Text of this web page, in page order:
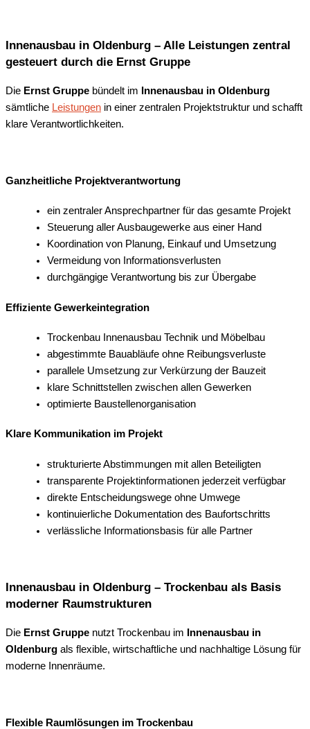
Innenausbau in Oldenburg – Alle Leistungen zentral
gesteuert durch die Ernst Gruppe
Die Ernst Gruppe bündelt im
Innenausbau in Oldenburg
sämtliche Leistungen in einer zentralen Projektstruktur und schafft
klare Verantwortlichkeiten.
Ganzheitliche Projektverantwortung
ein zentraler Ansprechpartner für das gesamte Projekt
Steuerung aller Ausbaugewerke aus einer Hand
Koordination von Planung, Einkauf und Umsetzung
Vermeidung von Informationsverlusten
durchgängige Verantwortung bis zur Übergabe
Effiziente Gewerkeintegration
Trockenbau Innenausbau Technik und Möbelbau
abgestimmte Bauabläufe ohne Reibungsverluste
parallele Umsetzung zur Verkürzung der Bauzeit
klare Schnittstellen zwischen allen Gewerken
optimierte Baustellenorganisation
Klare Kommunikation im Projekt
strukturierte Abstimmungen mit allen Beteiligten
transparente Projektinformationen jederzeit verfügbar
direkte Entscheidungswege ohne Umwege
kontinuierliche Dokumentation des Baufortschritts
verlässliche Informationsbasis für alle Partner
Innenausbau in Oldenburg – Trockenbau als Basis
moderner Raumstrukturen
Die Ernst Gruppe nutzt Trockenbau im
Innenausbau in
Oldenburg als flexible, wirtschaftliche und nachhaltige Lösung für
moderne Innenräume.
Flexible Raumlösungen im Trockenbau